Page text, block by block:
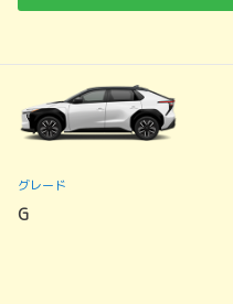
グレード
G